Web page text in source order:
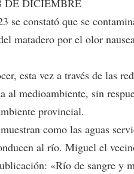
DE DICIEMBRE
se constató que se
matadero por el olor
esta vez a través de las
al medioambiente, sin
provincial.
como las aguas
al río. Miguel el
«Río de sangre y